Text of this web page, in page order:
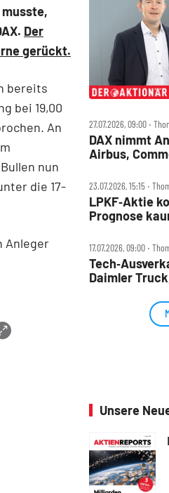
Der
gerückt.
bereits
bei 19,00
An
nun
die 17-
Anleger
27.07.2026, 09:00 ‧
DAX nimmt
Airbus,
23.07.2026, 15:15 ‧
LPKF‑Aktie
Prognose
17.07.2026, 09:00 ‧
Daimler
Energy,
Unsere